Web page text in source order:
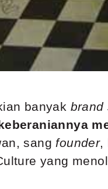
banyak brand
sang founder,
yang